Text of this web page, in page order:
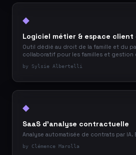
◆
Logiciel métier & espace
Outil dédié au droit de la famille et du
collaboratif pour les familles et gestion
by Sylsie Albertelli
◆
SaaS d'analyse contractuelle
Analyse automatisée de contrats par IA.
by Clémence Marolla